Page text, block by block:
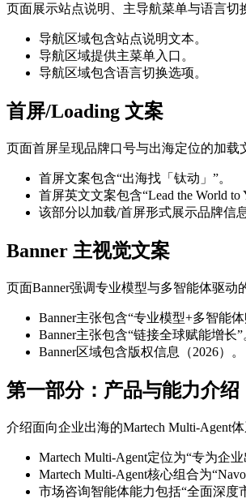
页面展示站点说明、主导航菜单与语言切
导航区域包含站点说明文本。
导航区域提供主菜单入口。
导航区域包含语言切换选项。
首屏/Loading 文案
页面首屏呈现品牌口号与出海定位的加载
首屏文案包含“出海找「钛动」”。
首屏英文文案包含“Lead the World to
该部分以加载/首屏形式展示品牌信息
Banner 主视觉文案
页面Banner强调专业模型与多智能体驱动
Banner主张包含“专业模型+多智能体
Banner主张包含“链接全球赋能增长”
Banner区域包含版权信息（2026）。
第一部分：产品与能力介绍
介绍面向企业出海的Martech Multi-Agent
Martech Multi-Agent定位为“专为企业
Martech Multi-Agent核心组合为
市场咨询智能体能力包括“全面深度